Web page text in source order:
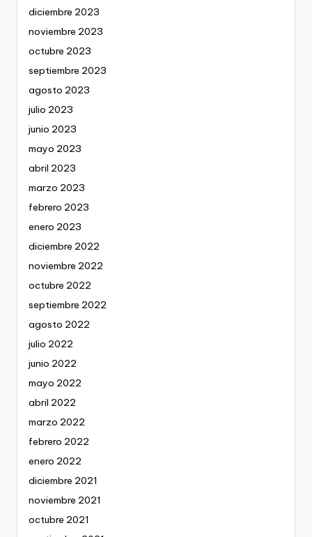
diciembre 2023
noviembre 2023
octubre 2023
septiembre 2023
agosto 2023
julio 2023
junio 2023
mayo 2023
abril 2023
marzo 2023
febrero 2023
enero 2023
diciembre 2022
noviembre 2022
octubre 2022
septiembre 2022
agosto 2022
julio 2022
junio 2022
mayo 2022
abril 2022
marzo 2022
febrero 2022
enero 2022
diciembre 2021
noviembre 2021
octubre 2021